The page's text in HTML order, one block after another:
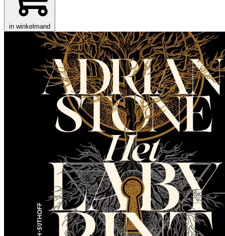
in winkelmand